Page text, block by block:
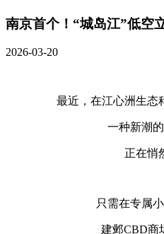
南京首个！“城岛江”低空
2026-03-20
最近，在江心洲生态
一种新潮
正在悄
只需在专属
建邺CBD商